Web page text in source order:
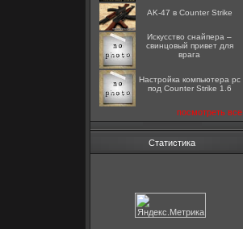
AK-47 в Counter Strike
Искусство снайпера –
свинцовый привет для
врага
Настройка компьютера pc
под Counter Strike 1.6
посмотреть все
Статистика